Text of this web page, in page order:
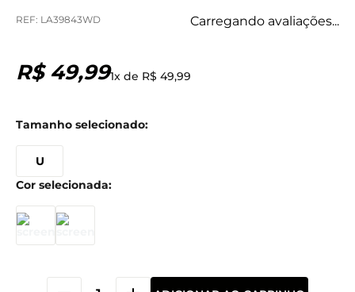
: LA39843WD Carregando avaliações...
R$ 49,991x de R$ 49,99
U